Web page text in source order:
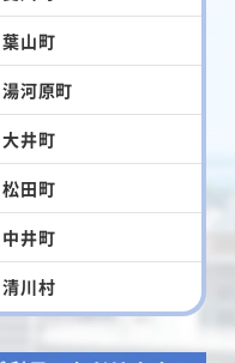
葉山町
湯河原町
大井町
松田町
中井町
清川村